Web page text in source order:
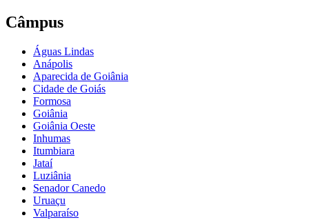
Câmpus
Águas Lindas
Anápolis
Aparecida de Goiânia
Cidade de Goiás
Formosa
Goiânia
Goiânia Oeste
Inhumas
Itumbiara
Jataí
Luziânia
Senador Canedo
Uruaçu
Valparaíso